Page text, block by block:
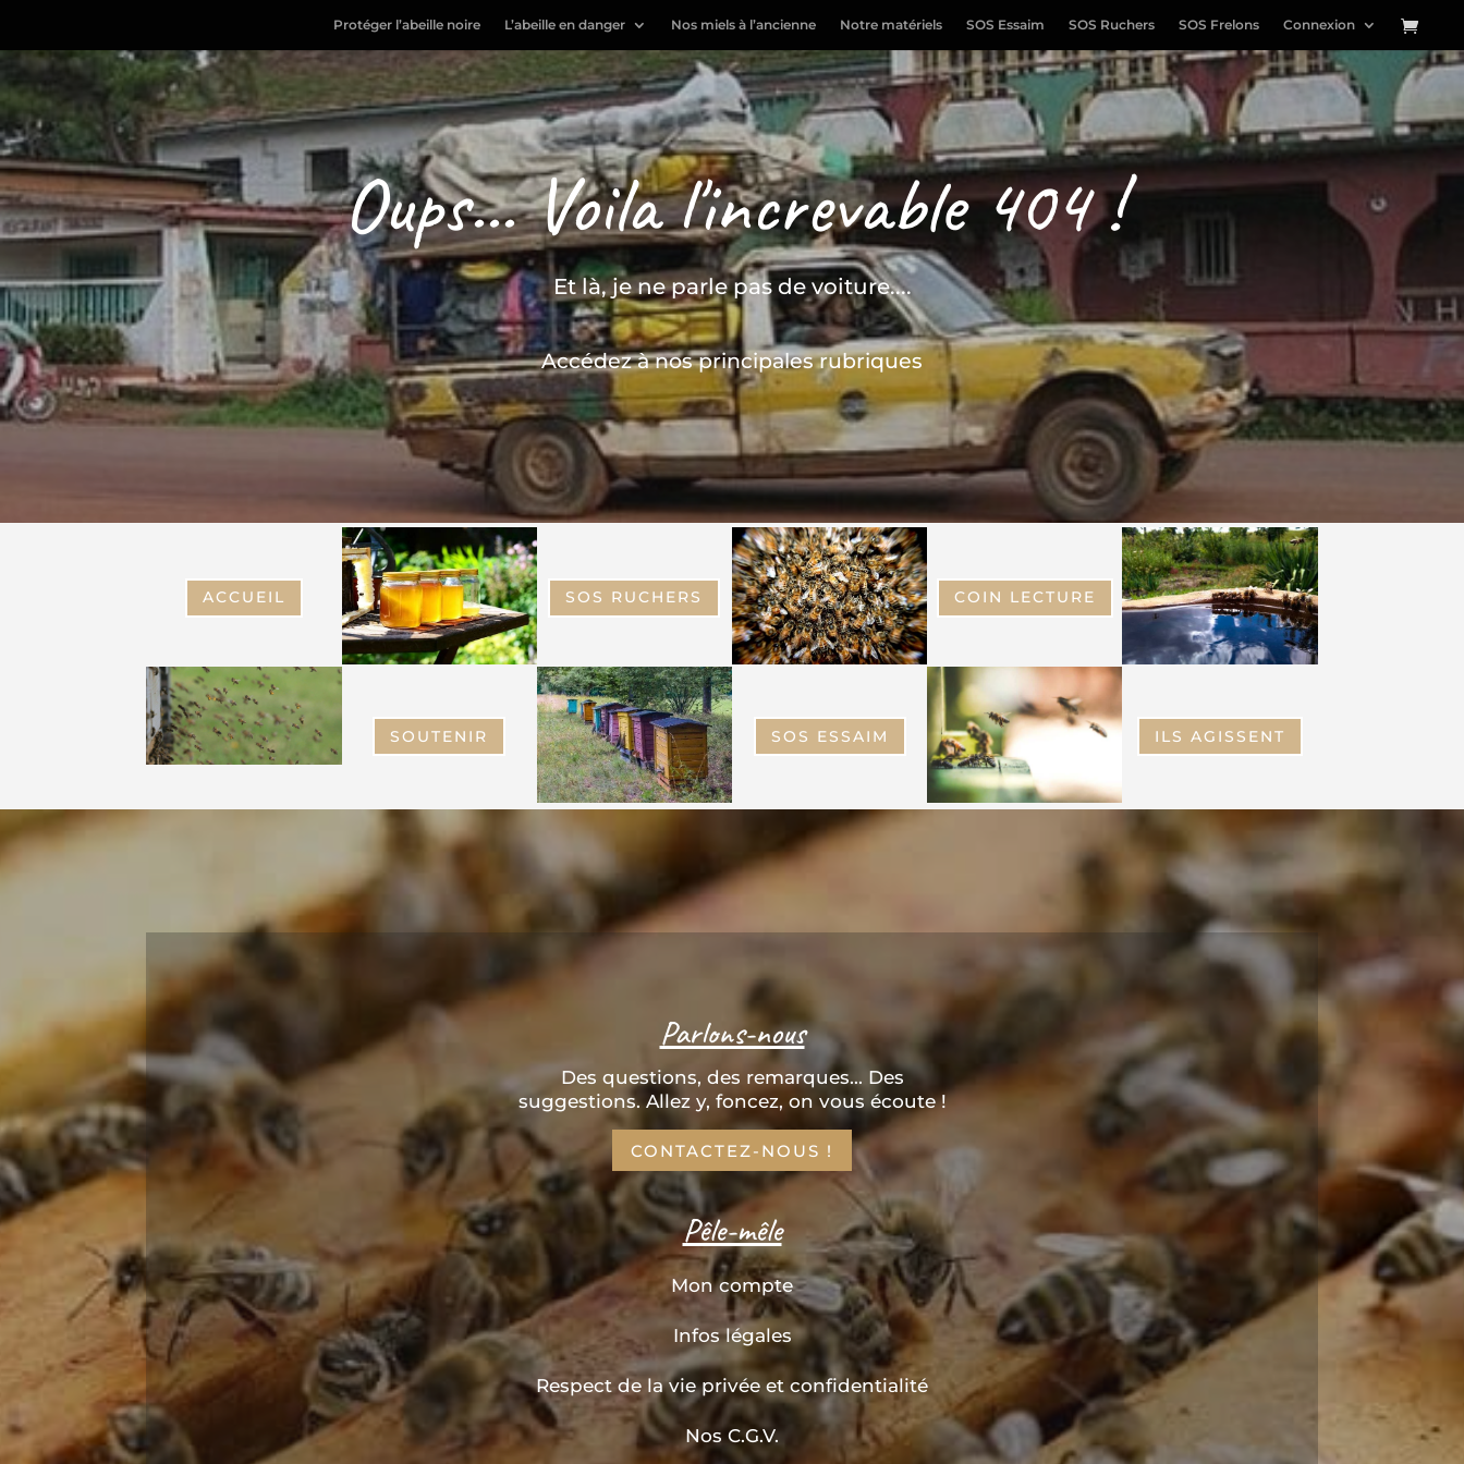
Protéger l’abeille noire L’abeille en danger Nos miels à l’ancienne Notre matériels SOS Essaim SOS Ruchers SOS Frelons Connexion
Oups... Voila l'increvable 404 !
Et là, je ne parle pas de voiture....
Accédez à nos principales rubriques
ACCUEIL - SOS RUCHERS SOS ESSAIM COIN LECTURE A
SOUTENIR - SOS ESSAIM - ILS AGISSENT
Parlons-nous
Des questions, des remarques... Des
suggestions. Allez y, foncez, on vous écoute !
CONTACTEZ-NOUS !
Pêle-mêle
Mon compte
Infos légales
Respect de la vie privée et confidentialité
Nos C.G.V.